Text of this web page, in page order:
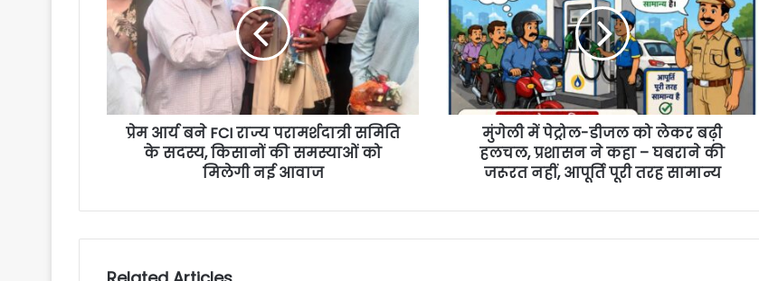
प्रेम आर्य बने FCI राज्य परामर्शदात्री समिति
के सदस्य, किसानों की समस्याओं को
मिलेगी नई आवाज
मुंगेली में पेट्रोल-डीजल को लेकर बढ़ी
हलचल, प्रशासन ने कहा – घबराने की
जरूरत नहीं, आपूर्ति पूरी तरह सामान्य